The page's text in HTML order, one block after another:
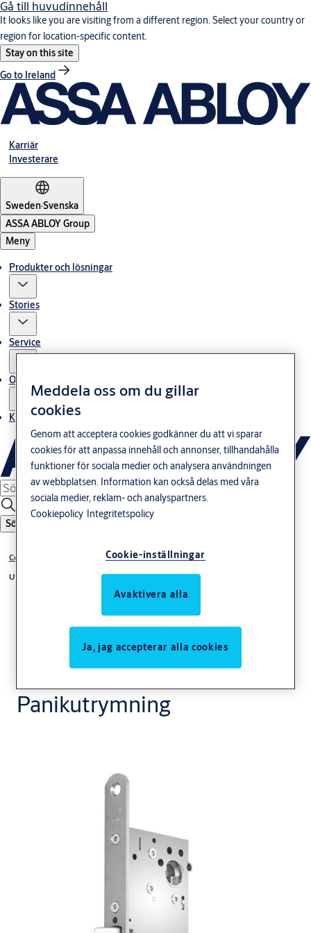
Gå till huvudinnehåll
It looks like you are visiting from a different region. Select your country or
region for location-specific content.
Stay on this site
Go to Ireland
Karriär
Investerare
Sweden·Svenska
ASSA ABLOY Group
Meny
Produkter och lösningar
Stories
Service
Om oss
Kontakta oss
Sök
Connect
Utrymningslås 700-Serien
Panikutrymning
Meddela oss om du gillar
cookies
Genom att acceptera cookies godkänner du att vi sparar
cookies för att anpassa innehåll och annonser, tillhandahålla
funktioner för sociala medier och analysera användningen
av webbplatsen. Information kan också delas med våra
sociala medier, reklam- och analyspartners.
Cookiepolicy Integritetspolicy
Cookie-inställningar
Avaktivera alla
Ja, jag accepterar alla cookies